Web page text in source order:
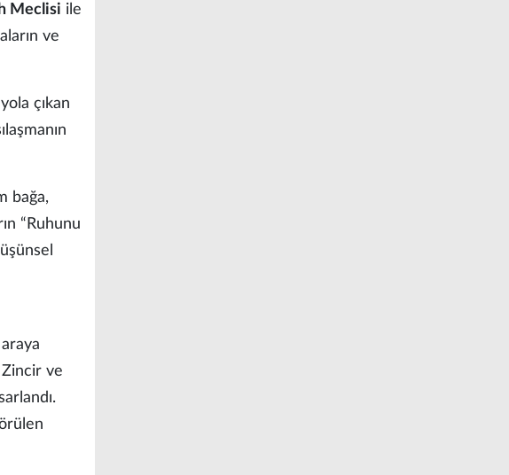
Meclisi ile
ve
çıkan
bağa,
“Ruhunu
Zincir ve